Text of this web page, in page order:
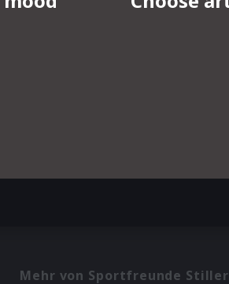
Mehr von Sportfreunde Stiller